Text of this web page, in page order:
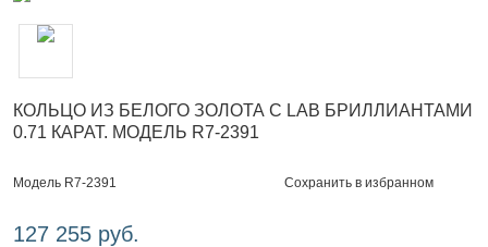
КОЛЬЦО ИЗ БЕЛОГО ЗОЛОТА С LAB БРИЛЛИАНТАМИ
0.71 КАРАТ. МОДЕЛЬ R7-2391
Модель R7-2391 Сохранить в избранном
127 255 руб.